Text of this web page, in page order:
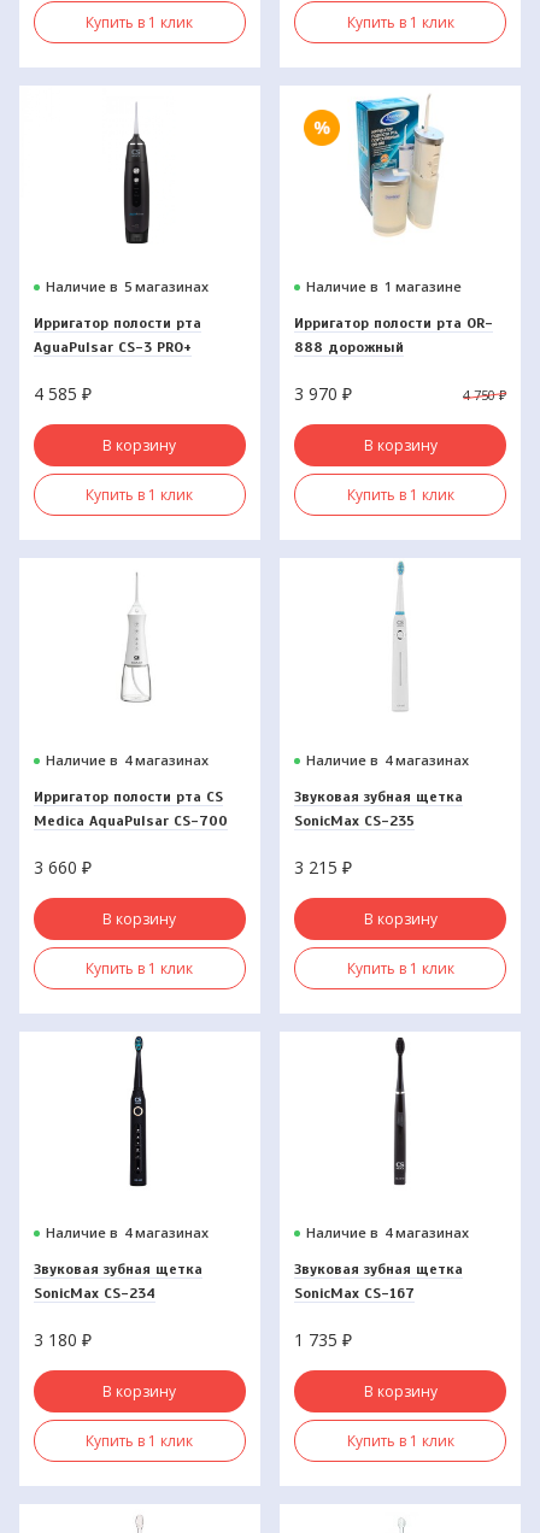
Купить в 1 клик Купить в 1 клик
Наличие в 5 магазинах
Ирригатор полости рта
AguaPulsar CS-3 PRO+
4 585 ₽
В корзину
Купить в 1 клик
Наличие в 1 магазине
Ирригатор полости рта OR-
888 дорожный
4 750₽
3 970₽
В корзину
Купить в 1 клик
Наличие в 4 магазинах
Ирригатор полости рта CS
Medica AquaPulsar CS-700
3 660 ₽
В корзину
Купить в 1 клик
Наличие в 4 магазинах
Звуковая зубная щетка
SonicMax CS-235
3 215₽
В корзину
Купить в 1 клик
Наличие в 4 магазинах
Звуковая зубная щетка
SonicMax CS-234
3 180 ₽
В корзину
Купить в 1 клик
Наличие в 4 магазинах
Звуковая зубная щетка
SonicMax CS-167
1 735₽
В корзину
Купить в 1 клик